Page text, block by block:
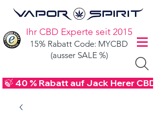
Ihr CBD Experte seit 2015
15% Rabatt Code: MYCBD
(ausser SALE %)
🍃 40 % Rabatt auf Jack Herer